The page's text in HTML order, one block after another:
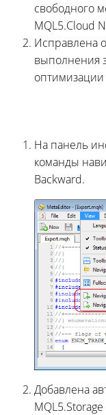
свободного
MQL5.Cloud
Исправлена
выполнения
оптимизации
На панель
команды
Backward.
Добавлена